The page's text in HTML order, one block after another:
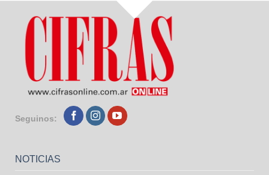
Seguinos:
NOTICIAS